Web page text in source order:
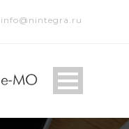
info@nintegra.ru